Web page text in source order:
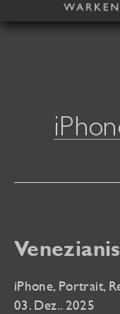
Inhalt
iPhone, Portrait,
03. Dez.. 2025